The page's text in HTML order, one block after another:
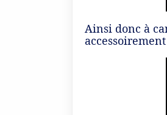
Ainsi donc à